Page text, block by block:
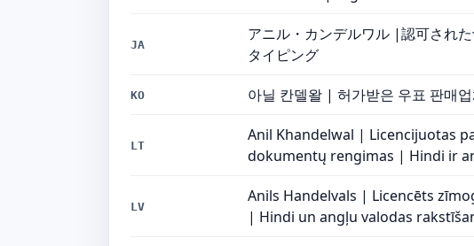
JA
アニル・カンデルワル |認可され
タイピング
KO 아닐 칸델왈 | 허가받은 우표 판매
LT
Anil Khandelwal | Licencijuotas
dokumentų rengimas | Hindi ir
LV
Anils Handelvals | Licencēts
| Hindi un angļu valodas